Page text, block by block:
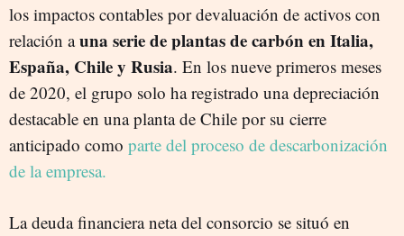
los impactos contables por devaluación de activos con
relación auna serie de plantas de carbón en Italia,
España, Chile y Rusia. En los nueve primeros meses
de 2020, el grupo solo ha registrado una depreciación
destacable en una planta de Chile por su cierre
anticipado como parte del proceso de descarbonización
de la empresa.
La deuda financiera neta del consorcio se situó en